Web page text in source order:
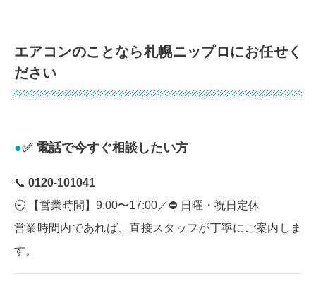
エアコンのことなら札幌ニップロにお任せく
ださい
✅ 電話で今すぐ相談したい方
📞 0120-101041
🕘 【営業時間】9:00〜17:00／⛔ 日曜・祝日定休
営業時間内であれば、直接スタッフが丁寧にご案内しま
す。